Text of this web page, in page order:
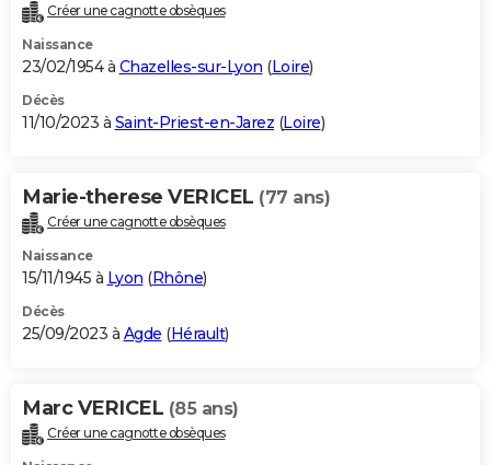
Créer une cagnotte obsèques
Naissance
23/02/1954 à Chazelles-sur-Lyon (Loire)
Décès
11/10/2023 à Saint-Priest-en-Jarez (Loire)
Marie-therese VERICEL (77 ans)
Créer une cagnotte obsèques
Naissance
15/11/1945 à Lyon (Rhône)
Décès
25/09/2023 à Agde (Hérault)
Marc VERICEL (85 ans)
Créer une cagnotte obsèques